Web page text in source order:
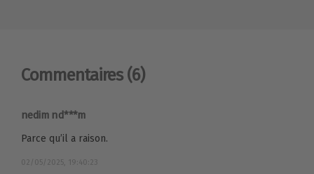
Commentaires (6)
nedim nd***m
Parce qu’il a raison.
02/05/2025, 19:40:23